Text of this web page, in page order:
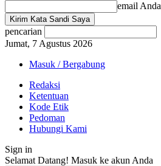
email Anda
pencarian
Jumat, 7 Agustus 2026
Masuk / Bergabung
Redaksi
Ketentuan
Kode Etik
Pedoman
Hubungi Kami
Sign in
Selamat Datang! Masuk ke akun Anda